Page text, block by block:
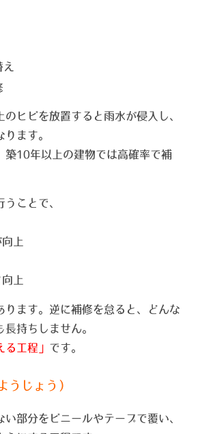
のヒビを放置すると雨水が侵入し、
ます。
築10年以上の建物では高確率で補
ことで、
上
上
ります。逆に補修を怠ると、どんな
持ちしません。
る工程」 です。
じょう）
部分をビニールやテープで覆い、